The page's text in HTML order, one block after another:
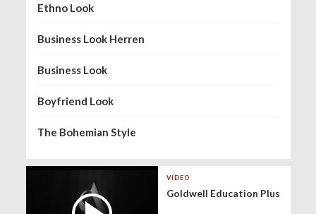
Ethno Look
Business Look Herren
Business Look
Boyfriend Look
The Bohemian Style
VIDEO
Goldwell Education Plus